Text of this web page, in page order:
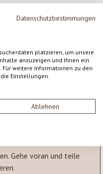
Datenschutzbestimmungen
platzieren, um unsere
anzuzeigen und Ihnen ein
Für weitere Informationen zu den
Einstellungen.
Ablehnen
von 5 Sternen
mit anderen Kunden.
Sprache anzeigen.
Gehe voran und teile